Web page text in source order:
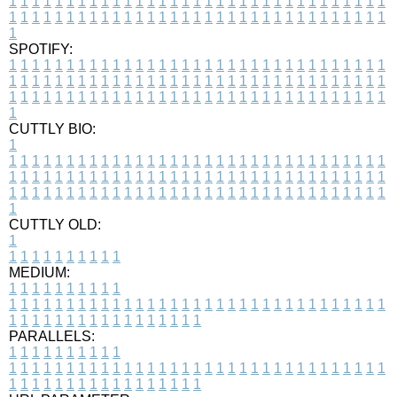
1 1 1 1 1 1 1 1 1 1 1 1 1 1 1 1 1 1 1 1 1 1 1 1 1 1 1 1 1 1 1 1 1
1
SPOTIFY:
1 1 1 1 1 1 1 1 1 1 1 1 1 1 1 1 1 1 1 1 1 1 1 1 1 1 1 1 1 1 1 1 1
1 1 1 1 1 1 1 1 1 1 1 1 1 1 1 1 1 1 1 1 1 1 1 1 1 1 1 1 1 1 1 1 1
1 1 1 1 1 1 1 1 1 1 1 1 1 1 1 1 1 1 1 1 1 1 1 1 1 1 1 1 1 1 1 1 1
1
CUTTLY BIO:
1
1 1 1 1 1 1 1 1 1 1 1 1 1 1 1 1 1 1 1 1 1 1 1 1 1 1 1 1 1 1 1 1 1
1 1 1 1 1 1 1 1 1 1 1 1 1 1 1 1 1 1 1 1 1 1 1 1 1 1 1 1 1 1 1 1 1
1 1 1 1 1 1 1 1 1 1 1 1 1 1 1 1 1 1 1 1 1 1 1 1 1 1 1 1 1 1 1 1 1
1
CUTTLY OLD:
1
1 1 1 1 1 1 1 1 1 1
MEDIUM:
1 1 1 1 1 1 1 1 1 1
1 1 1 1 1 1 1 1 1 1 1 1 1 1 1 1 1 1 1 1 1 1 1 1 1 1 1 1 1 1 1 1 1
1 1 1 1 1 1 1 1 1 1 1 1 1 1 1 1 1
PARALLELS:
1 1 1 1 1 1 1 1 1 1
1 1 1 1 1 1 1 1 1 1 1 1 1 1 1 1 1 1 1 1 1 1 1 1 1 1 1 1 1 1 1 1 1
1 1 1 1 1 1 1 1 1 1 1 1 1 1 1 1 1